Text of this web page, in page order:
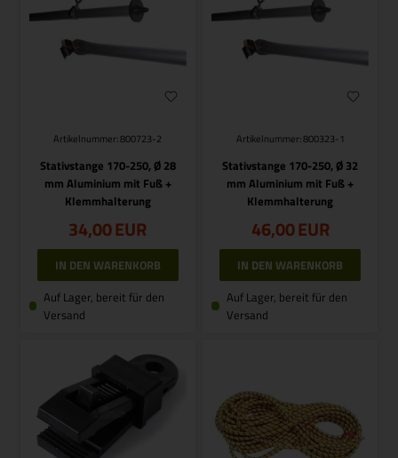
Artikelnummer: 800723-2
Stativstange 170-250, Ø 28
mm Aluminium mit Fuß +
Klemmhalterung
34,00EUR
Auf Lager, bereit für den
Versand
Artikelnummer: 800323-1
Stativstange 170-250, Ø 32
mm Aluminium mit Fuß +
Klemmhalterung
46,00EUR
Auf Lager, bereit für den
Versand